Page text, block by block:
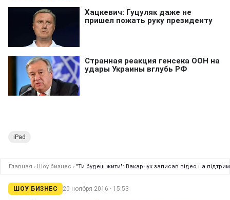
iPad
Главная › Шоу бизнес › "Ти будеш жити": Вакарчук запиcав відео на
ШОУ БИЗНЕС 20 ноября 2016 · 15:53